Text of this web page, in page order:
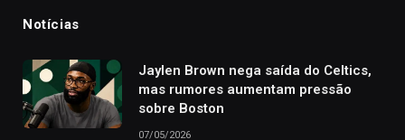
Notícias
Jaylen Brown nega saída do Celtics,
mas rumores aumentam pressão
sobre Boston
07/05/2026